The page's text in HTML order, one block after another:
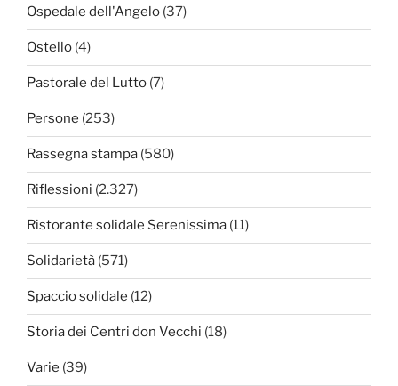
Ospedale dell'Angelo (37)
Ostello (4)
Pastorale del Lutto (7)
Persone (253)
Rassegna stampa (580)
Riflessioni (2.327)
Ristorante solidale Serenissima (11)
Solidarietà (571)
Spaccio solidale (12)
Storia dei Centri don Vecchi (18)
Varie (39)